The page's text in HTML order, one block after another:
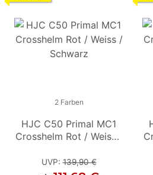
2 Farben
HJC C50 Primal MC1
Crosshelm Rot / Weiss /
UVP:139,90 €